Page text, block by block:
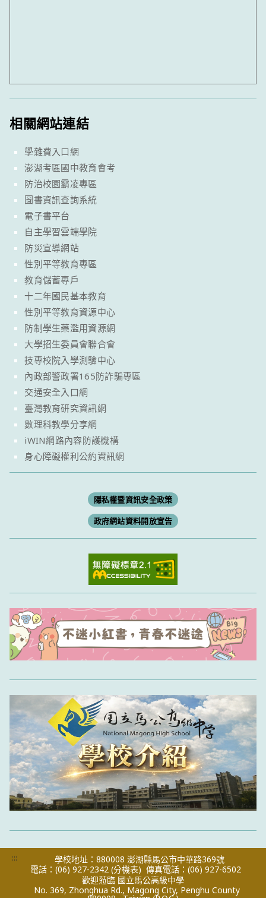
相關網站連結
學雜費入口網
澎湖考區國中教育會考
防治校園霸凌專區
圖書資訊查詢系統
電子書平台
自主學習雲端學院
防災宣導網站
性別平等教育專區
教育儲蓄專戶
十二年國民基本教育
性別平等教育資源中心
防制學生藥濫用資源網
大學招生委員會聯合會
技專校院入學測驗中心
內政部警政署165防詐騙專區
交通安全入口網
臺灣教育研究資訊網
數理科教學分享網
iWIN網路內容防護機構
身心障礙權利公約資訊網
隱私權暨資訊安全政策
政府網站資料開放宣告
:::
學校地址：880008 澎湖縣馬公市中華路369號
電話：(06) 927-2342 (分機表) 傳真電話：(06) 927-6502
歡迎蒞臨 國立馬公高級中學
No. 369, Zhonghua Rd., Magong City, Penghu County